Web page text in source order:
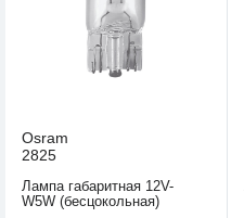
Osram
2825
Лампа габаритная 12V-
W5W (бесцокольная)